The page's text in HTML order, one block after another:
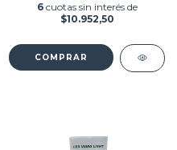
6 cuotas sin interés de
$10.952,50